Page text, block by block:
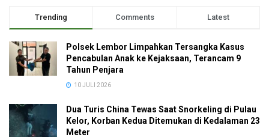
Trending Comments Latest
Polsek Lembor Limpahkan Tersangka Kasus
Pencabulan Anak ke Kejaksaan, Terancam 9
Tahun Penjara
10 JULI 2026
Dua Turis China Tewas Saat Snorkeling di Pulau
Kelor, Korban Kedua Ditemukan di Kedalaman 23
Meter